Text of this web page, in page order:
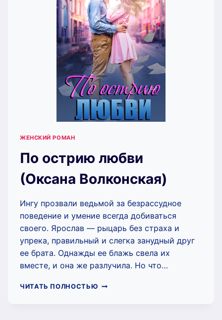
ЖЕНСКИЙ РОМАН
По острию любви
(Оксана Волконская)
Ингу прозвали ведьмой за безрассудное
поведение и умение всегда добиваться
своего. Ярослав — рыцарь без страха и
упрека, правильный и слегка занудный друг
ее брата. Однажды ее блажь свела их
вместе, и она же разлучила. Но что…
ЧИТАТЬ ПОЛНОСТЬЮ ПО